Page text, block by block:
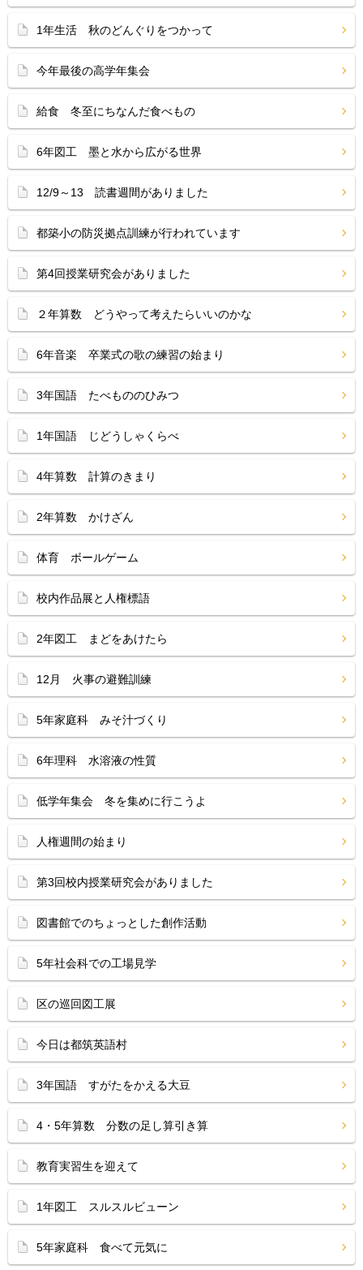
1年生活 秋のどんぐりをつかって
今年最後の高学年集会
給食 冬至にちなんだ食べもの
6年図工 墨と水から広がる世界
12/9～13 読書週間がありました
都築小の防災拠点訓練が行われています
第4回授業研究会がありました
２年算数 どうやって考えたらいいのかな
6年音楽 卒業式の歌の練習の始まり
3年国語 たべもののひみつ
1年国語 じどうしゃくらべ
4年算数 計算のきまり
2年算数 かけざん
体育 ボールゲーム
校内作品展と人権標語
2年図工 まどをあけたら
12月 火事の避難訓練
5年家庭科 みそ汁づくり
6年理科 水溶液の性質
低学年集会 冬を集めに行こうよ
人権週間の始まり
第3回校内授業研究会がありました
図書館でのちょっとした創作活動
5年社会科での工場見学
区の巡回図工展
今日は都筑英語村
3年国語 すがたをかえる大豆
4・5年算数 分数の足し算引き算
教育実習生を迎えて
1年図工 スルスルビューン
5年家庭科 食べて元気に